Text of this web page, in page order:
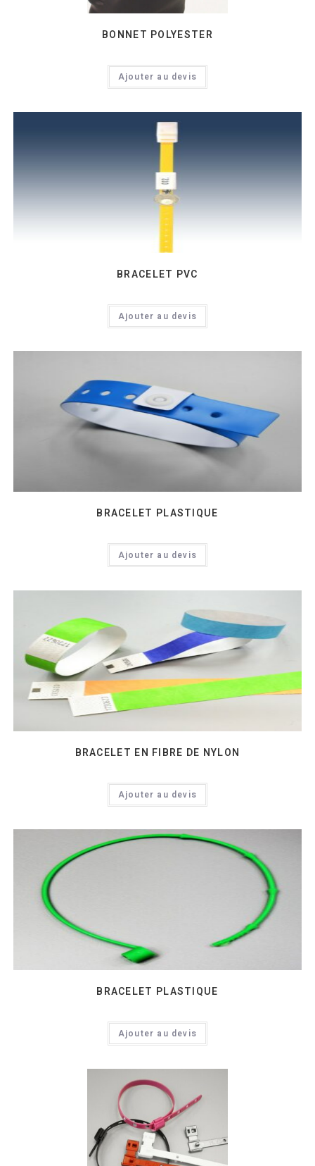
BONNET POLYESTER
Ajouter au devis
BRACELET PVC
Ajouter au devis
BRACELET PLASTIQUE
Ajouter au devis
BRACELET EN FIBRE DE NYLON
Ajouter au devis
BRACELET PLASTIQUE
Ajouter au devis